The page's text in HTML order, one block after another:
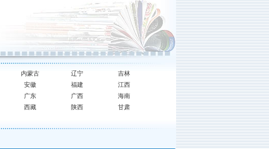
《城市勘测》2023年 《城市勘测》2023年
第2期
《城市勘测》2023年
第3期
《城市勘测》2023年
第4期
《城市勘
第
内蒙古 辽宁
吉林
安徽 福建
江西
广东 广西
海南
西藏 陕西
甘肃